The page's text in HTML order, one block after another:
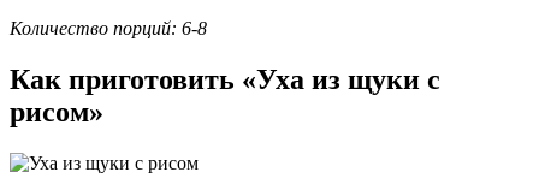
Количество порций: 6-8
Как приготовить «Уха из щуки с
рисом»